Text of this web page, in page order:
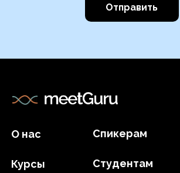
Отправить
О нас
Курсы
Спикерам
Студентам